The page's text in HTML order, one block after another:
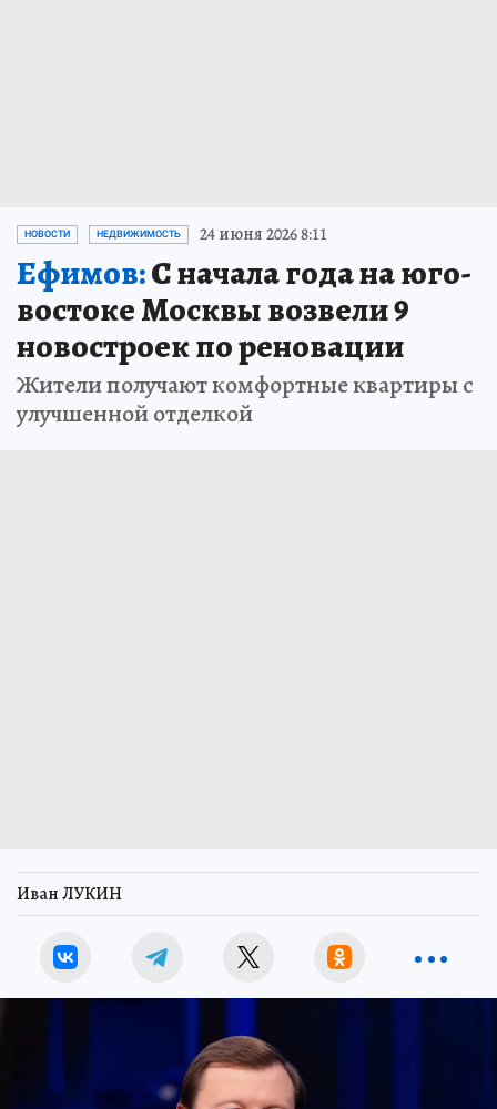
НОВОСТИ НЕДВИЖИМОСТЬ 24 июня 2026 8:11
Ефимов:С начала года на юго-
востоке Москвы возвели 9
новостроек по реновации
Жители получают комфортные квартиры с
улучшенной отделкой
Иван ЛУКИН